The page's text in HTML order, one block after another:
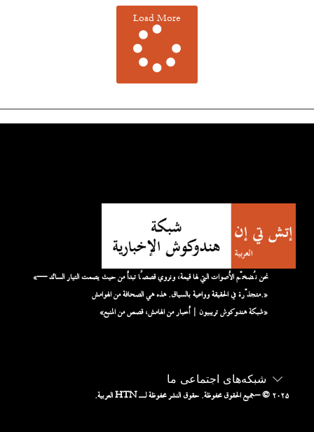
Load More
شبکه‌های اجتماعی ما
– © ۲۰۲۵جميع الحقوق محفوظة. حقوق النشر محفوظة لـ HTN العربية.
«نحن نُضخّم الأصوات التي لها قيمة، ونروي قصصًا تبدأ من حيث يصمت التيار السائد —
متجذّرة في الحقيقة وواعية بالسياق. هذه هي الصحافة من الهوامش.»
«شبكة هندوكوش تريبيون | أخبار من الهامش، قصص من المنبع»